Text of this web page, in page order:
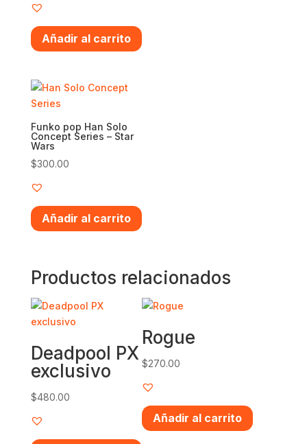
Añadir al carrito
Funko pop Han Solo
Concept Series – Star
Wars
$300.00
Añadir al carrito
Productos relacionados
Deadpool PX
exclusivo
$480.00
Rogue
$270.00
Añadir al carrito